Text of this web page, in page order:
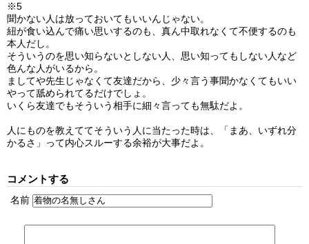
※5
聞かない人は放っておいてもいいんじゃない。
紐が食い込んで痛い思いするのも、真ん中取れなくて不便するのも
本人だし。
そういうのを思い知らないとしない人、思い知ってもしない人など
色んな人がいるから。
ましてや先生じゃなくて友達だから、少々言う事聞かなくてもいい
やって舐められてるだけでしょ。
いくら友達でもそういう相手に細々言っても無駄だよ。
人にものを教えててそういう人に当たった時は、「まあ、いずれ分
かるさ」って内心スルーする余裕が大事だよ。
コメントする
名前